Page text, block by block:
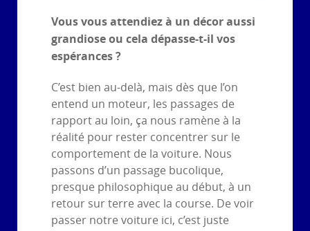
Vous vous attendiez à un décor aussi
grandiose ou cela dépasse-t-il vos
espérances ?
C’est bien au-delà, mais dès que l’on
entend un moteur, les passages de
rapport au loin, ça nous ramène à la
réalité pour rester concentrer sur le
comportement de la voiture. Nous
passons d’un passage bucolique,
presque philosophique au début, à un
retour sur terre avec la course. De voir
passer notre voiture ici, c’est juste